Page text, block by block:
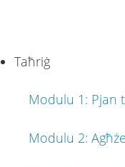
Taħriġ
Modulu 1: Pjan
Modulu 2: